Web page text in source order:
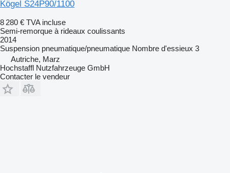
Kögel S24P90/1100
8 280 € TVA incluse
Semi-remorque à rideaux coulissants
2014
Suspension pneumatique/pneumatique Nombre d'essieux 3
Autriche, Marz
Hochstaffl Nutzfahrzeuge GmbH
Contacter le vendeur